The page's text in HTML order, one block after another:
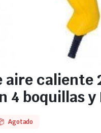
aire caliente
4 boquillas y
Agotado